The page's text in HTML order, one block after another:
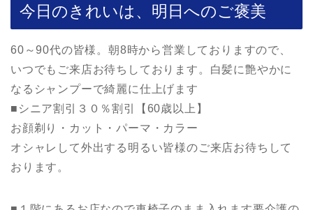
今日のきれいは、明日へのご褒美
60～90代の皆様。朝8時から営業しておりますので、
いつでもご来店お待ちしております。白髪に艶やかに
なるシャンプーで綺麗に仕上げます
■シニア割引３０％割引【60歳以上】
お顔剃り・カット・パーマ・カラー
オシャレして外出する明るい皆様のご来店お待ちして
おります。